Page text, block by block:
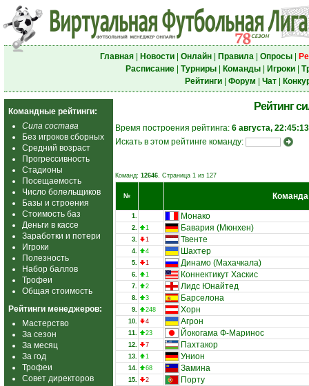
Главная| Новости| Онлайн| Правила| Опросы|
Расписание| Турниры| Команды| Игроки|
Рейтинги| Форум Чат|
Командные рейтинги:
Сила состава
Без игроков сборных
Средний возраст
Прогрессивность
Стадионы
Посещаемость
Число болельщиков
Базы и строения
Стоимость баз
Деньги в кассе
Заработки и потери
Игроки
Полезность
Набор баллов
Трофеи
Общая стоимость
Рейтинги менеджеров:
Мастерство
За сезон
За месяц
За год
Трофеи
Совет директоров
Рейтинг
Время построения рейтинга: 6 августа, 22:45:13
Искать в этом рейтинге команду:
Команд: 12646. Страница 1 из 127
№ Команда
1. Монако
2. 1 Бавария (Мюнхен)
3. 1 Твенте
4. 4 Шахтер
5. 1 Динамо (Махачкала)
6. 1 Коннектикут Хаскис
7. 2 Лидс Юнайтед
8. 3 Барселона
9. 248 Хорн
10. 4 Агрон
11. 23 Йокогама Ф-Маринос
12. 7 Пахтакор
13. 1 Унион
14. 68 Замина
15. 2 Порту